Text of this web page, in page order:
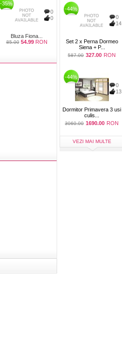
-35%
0
0
Bluza Fiona...
85.00 54.99 RON
-44%
0
14
Set 2 x Perna Dormeo
Siena + P...
587.00 327.00 RON
-44%
0
13
Dormitor Primavera 3 usi
culis...
3060.00 1690.00 RON
VEZI MAI MULTE